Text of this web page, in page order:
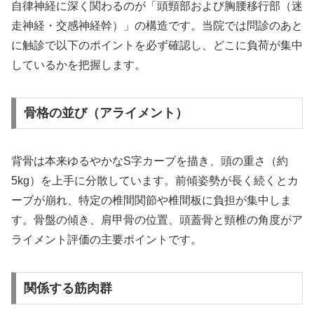
自律神経に深く関わるのが「頭頸部および胸腰移行部（迷
走神経・交感神経幹）」の構造です。当院では問診のあと
に触診で以下のポイントを必ず確認し、どこに負荷が集中
しているかを把握します。
骨格の並び（アライメント）
背骨は本来ゆるやかなS字カーブを描き、頭の重さ（約
5kg）を上手に分散しています。前傾姿勢が長く続くとカ
ーブが崩れ、特定の椎間関節や椎間板に負担が集中しま
す。骨盤の傾き、肩甲骨の位置、頭蓋骨と頸椎の角度がア
ライメント評価の主要ポイントです。
関係する筋肉群